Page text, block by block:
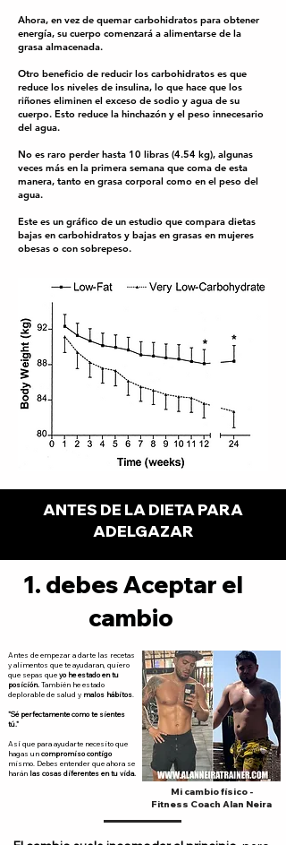
Ahora, en vez de quemar carbohidratos para obtener
energía, su cuerpo comenzará a alimentarse de la
grasa almacenada.
Otro beneficio de reducir los carbohidratos es que
reduce los niveles de insulina, lo que hace que los
riñones eliminen el exceso de sodio y agua de su
cuerpo. Esto reduce la hinchazón y el peso innecesario
del agua.
No es raro perder hasta 10 libras (4.54 kg), algunas
veces más en la primera semana que coma de esta
manera, tanto en grasa corporal como en el peso del
agua.
Este es un gráfico de un estudio que compara dietas
bajas en carbohidratos y bajas en grasas en mujeres
obesas o con sobrepeso.
ANTES DE LA DIETA PARA
ADELGAZAR
1. debes Aceptar el
cambio
Antes de empezar a darte las recetas
y alimentos que te ayudaran, quiero
que sepas que yo he estado en tu
posición. También he estado
deplorable de salud y malos hábitos.
"Sé perfectamente como te sientes
tú."
Así que para ayudarte necesito que
hagas un compromiso contigo
mismo. Debes entender que ahora se
harán las cosas diferentes en tu vida.
Mi cambio físico -
Fitness Coach Alan Neira